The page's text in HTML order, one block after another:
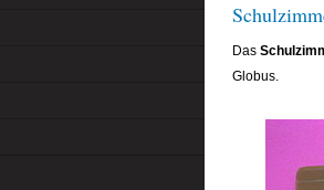
Das
Globus.